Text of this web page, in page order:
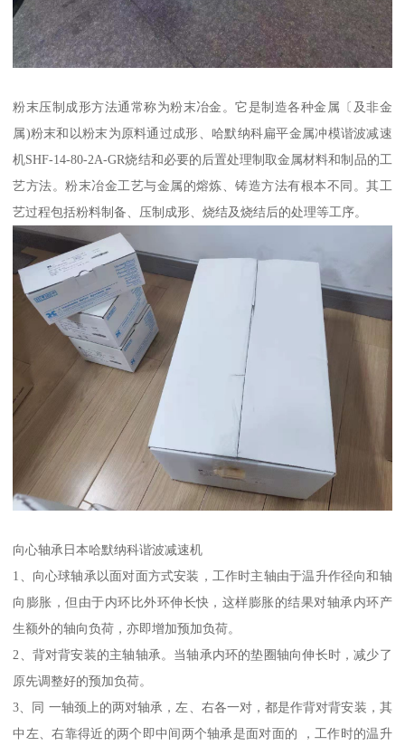
粉末压制成形方法通常称为粉末冶金。它是制造各种金属〔及非金
属)粉末和以粉末为原料通过成形、哈默纳科扁平金属冲模谐波减速
机SHF-14-80-2A-GR烧结和必要的后置处理制取金属材料和制品的工
艺方法。粉末冶金工艺与金属的熔炼、铸造方法有根本不同。其工
艺过程包括粉料制备、压制成形、烧结及烧结后的处理等工序。
向心轴承日本哈默纳科谐波减速机
1、向心球轴承以面对面方式安装，工作时主轴由于温升作径向和轴
向膨胀，但由于内环比外环伸长快，这样膨胀的结果对轴承内环产
生额外的轴向负荷，亦即增加预加负荷。
2、背对背安装的主轴轴承。当轴承内环的垫圈轴向伸长时，减少了
原先调整好的预加负荷。
3、同 一轴颈上的两对轴承，左、右各一对，都是作背对背安装，其
中左、右靠得近的两个即中间两个轴承是面对面的 ，工作时的温升